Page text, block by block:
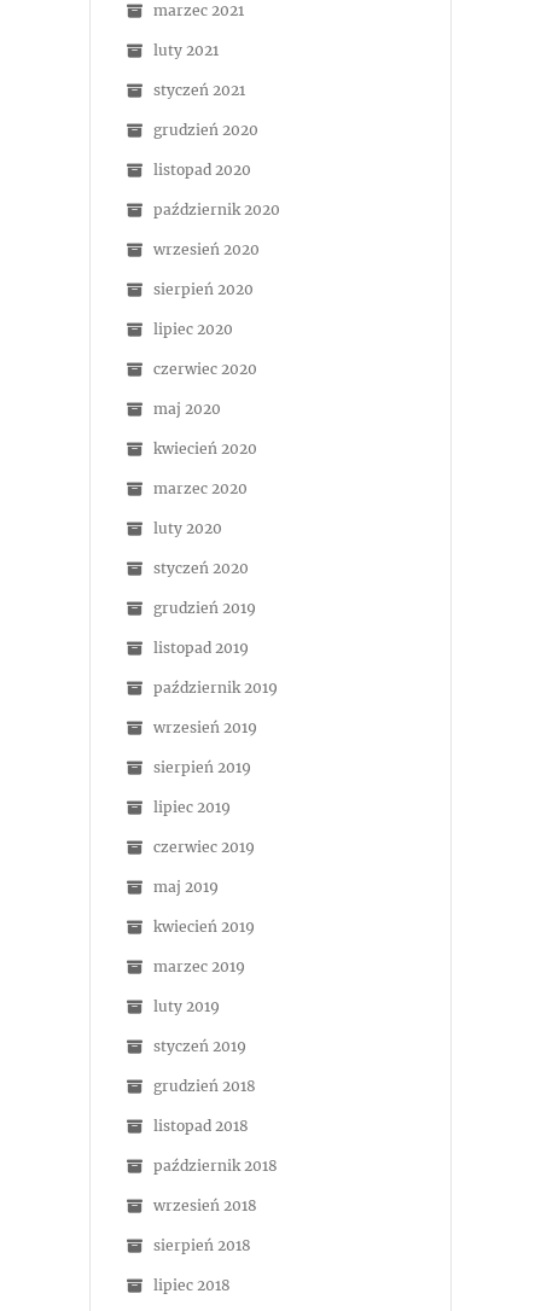
marzec 2021
luty 2021
styczeń 2021
grudzień 2020
listopad 2020
październik 2020
wrzesień 2020
sierpień 2020
lipiec 2020
czerwiec 2020
maj 2020
kwiecień 2020
marzec 2020
luty 2020
styczeń 2020
grudzień 2019
listopad 2019
październik 2019
wrzesień 2019
sierpień 2019
lipiec 2019
czerwiec 2019
maj 2019
kwiecień 2019
marzec 2019
luty 2019
styczeń 2019
grudzień 2018
listopad 2018
październik 2018
wrzesień 2018
sierpień 2018
lipiec 2018